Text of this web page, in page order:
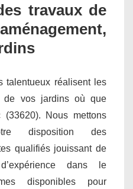
travaux de
talentueux réalisent les
de vos jardins où que
Nous mettons
disposition des
qualifiés jouissant de
dans le
disponibles pour